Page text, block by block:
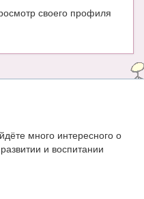
своего профиля
много интересного о
и воспитании